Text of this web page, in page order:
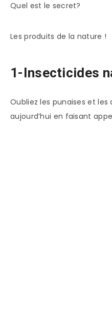
Quel est le secret?
Les produits de la nature !
1-Insecticides
Oubliez les punaises et les
aujourd’hui en faisant